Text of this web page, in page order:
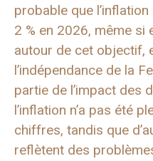
probable que
2 % en 2026, même si
autour de cet objectif,
l’indépendance de la
partie de l’impact des
l’inflation n’a pas été
chiffres, tandis que
reflètent des